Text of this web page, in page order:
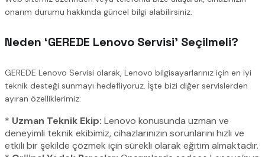
onarım durumu hakkında güncel bilgi alabilirsiniz.
Neden ‘GEREDE Lenovo Servisi’ Seçilmeli?
GEREDE Lenovo Servisi olarak, Lenovo bilgisayarlarınız için en iyi
teknik desteği sunmayı hedefliyoruz. İşte bizi diğer servislerden
ayıran özelliklerimiz:
* Uzman Teknik Ekip: Lenovo konusunda uzman ve
deneyimli teknik ekibimiz, cihazlarınızın sorunlarını hızlı ve
etkili bir şekilde çözmek için sürekli olarak eğitim almaktadır.